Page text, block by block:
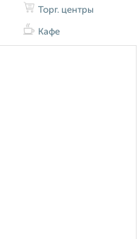
Торг. центры
Кафе